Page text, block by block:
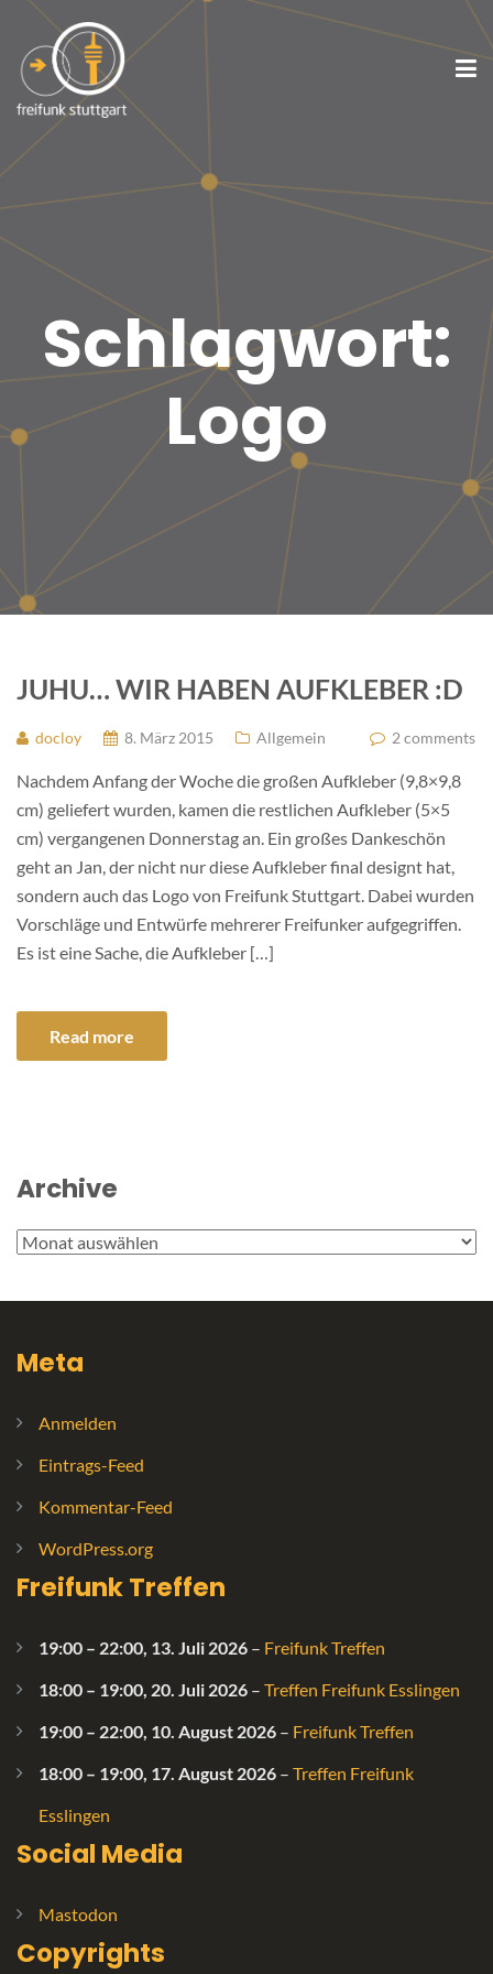
Schlagwort:
Logo
JUHU… WIR HABEN AUFKLEBER :D
docloy 8. März 2015 Allgemein 2 comments
Nachdem Anfang der Woche die großen Aufkleber (9,8×9,8
cm) geliefert wurden, kamen die restlichen Aufkleber (5×5
cm) vergangenen Donnerstag an. Ein großes Dankeschön
geht an Jan, der nicht nur diese Aufkleber final designt hat,
sondern auch das Logo von Freifunk Stuttgart. Dabei wurden
Vorschläge und Entwürfe mehrerer Freifunker aufgegriffen.
Es ist eine Sache, die Aufkleber […]
Read more
Archive
Archive
Meta
Anmelden
Eintrags-Feed
Kommentar-Feed
WordPress.org
Freifunk Treffen
19:00 – 22:00, 13. Juli 2026 – Freifunk Treffen
18:00 – 19:00, 20. Juli 2026 – Treffen Freifunk Esslingen
19:00 – 22:00, 10. August 2026 – Freifunk Treffen
18:00 – 19:00, 17. August 2026 – Treffen Freifunk
Esslingen
Social Media
Mastodon
Copyrights